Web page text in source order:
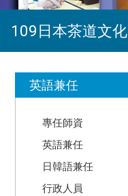
109日本茶道文化
英語兼任
專任師資
英語兼任
日韓語兼任
行政人員